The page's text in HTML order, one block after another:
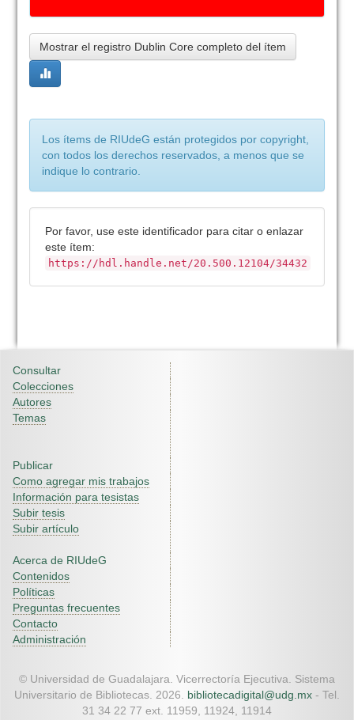
Mostrar el registro Dublin Core completo del ítem
Los ítems de RIUdeG están protegidos por copyright,
con todos los derechos reservados, a menos que se
indique lo contrario.
Por favor, use este identificador para citar o enlazar
este ítem:
https://hdl.handle.net/20.500.12104/34432
Consultar
Colecciones
Autores
Temas
Publicar
Como agregar mis trabajos
Información para tesistas
Subir tesis
Subir artículo
Acerca de RIUdeG
Contenidos
Políticas
Preguntas frecuentes
Contacto
Administración
© Universidad de Guadalajara. Vicerrectoría Ejecutiva. Sistema
Universitario de Bibliotecas. 2026. bibliotecadigital@udg.mx - Tel.
31 34 22 77 ext. 11959, 11924, 11914